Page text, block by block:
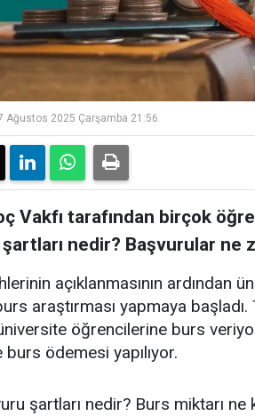
Ağustos 2025 Çarşamba 21:56
Vakfı tarafından birçok
nedir? Başvurular ne
açıklanmasının ardından
araştırması yapmaya
öğrencilerine burs
ödemesi yapılıyor.
şartları nedir? Burs miktarı ne